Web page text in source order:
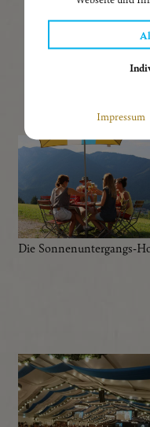
Die Sonnenuntergangs-
Diese Cookies
Informationen helfen
Website noch weiter
Facebook Pixel
Google Analytics
Wenn Cookies von
bedarf der Zugriff auf
Google Maps
Eingebettete Inhalte
Essenziell
Impressum